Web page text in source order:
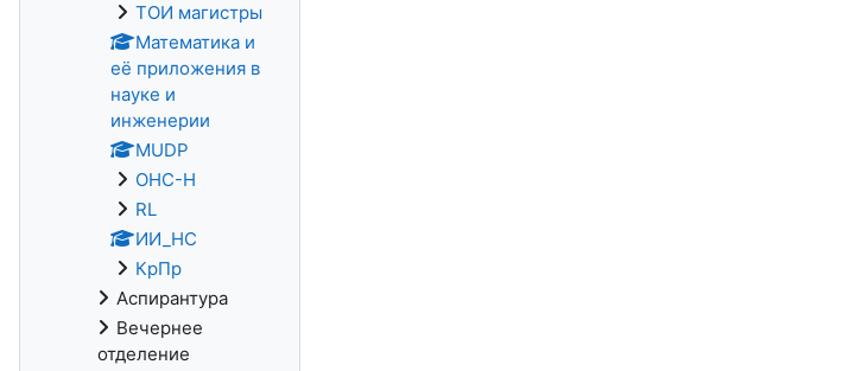
ТОИ магистры
Математика и
её приложения в
науке и
инженерии
MUDP
ОНС-Н
RL
ИИ_НС
КрПр
Аспирантура
Вечернее
отделение